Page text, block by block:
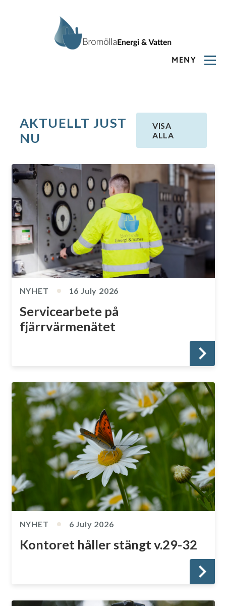
MENY
AKTUELLT JUST
NU
VISA
ALLA
NYHET 16 July 2026
Servicearbete på
fjärrvärmenätet
NYHET 6 July 2026
Kontoret håller stängt v.29-32